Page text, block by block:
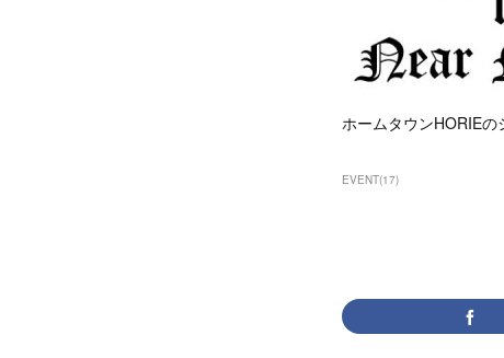
ホームタウンHORIE
EVENT(17)